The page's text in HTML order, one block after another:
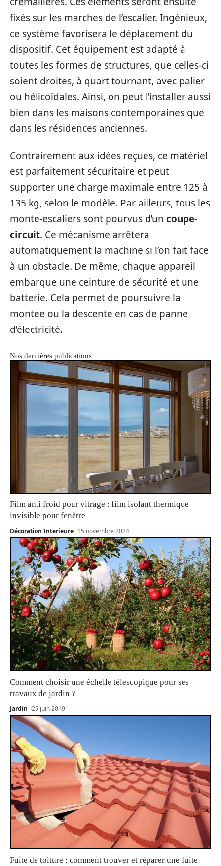
fixés sur les marches de l’escalier. Ingénieux,
ce système favorisera le déplacement du
dispositif. Cet équipement est adapté à
toutes les formes de structures, que celles-ci
soient droites, à quart tournant, avec palier
ou hélicoïdales. Ainsi, on peut l’installer aussi
bien dans les maisons contemporaines que
dans les résidences anciennes.
Contrairement aux idées reçues, ce matériel
est parfaitement sécuritaire et peut
supporter une charge maximale entre 125 à
135 kg, selon le modèle. Par ailleurs, tous les
monte-escaliers sont pourvus d’un coupe-
circuit. Ce mécanisme arrêtera
automatiquement la machine si l’on fait face
à un obstacle. De même, chaque appareil
embarque une ceinture de sécurité et une
batterie. Cela permet de poursuivre la
montée ou la descente en cas de panne
d’électricité.
Nos dernières publications
Film anti froid pour vitrage : film isolant thermique
invisible pour fenêtre
Décoration Interieure 15 novembre 2024
Comment choisir une échelle télescopique pour ses
travaux de jardin ?
Jardin 25 juin 2019
Fuite de toiture : comment trouver et réparer une fuite